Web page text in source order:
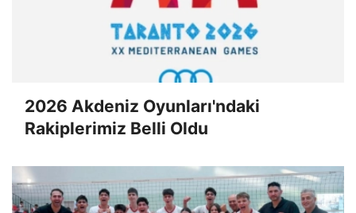
2026 Akdeniz Oyunları'ndaki
Rakiplerimiz Belli Oldu